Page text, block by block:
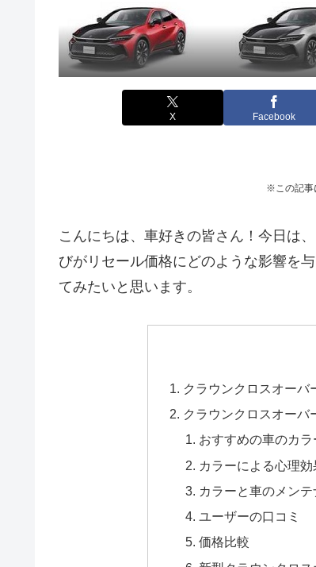
X Facebook
※この記事
こんにちは、車好きの皆さん！今日は
びがリセール価格にどのような影響を
てみたいと思います。
クラウンクロスオーバ
クラウンクロスオーバ
おすすめの車のカラ
カラーによる心理効
カラーと車のメンテ
ユーザーの口コミ
価格比較